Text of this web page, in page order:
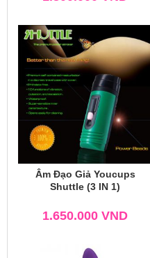
Âm Đạo Giả Youcups
Shuttle (3 IN 1)
1.650.000 VND